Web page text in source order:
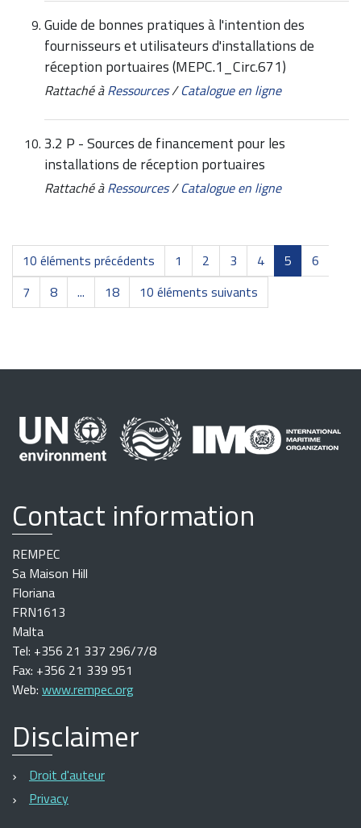
Guide de bonnes pratiques à l'intention des
fournisseurs et utilisateurs d'installations de
réception portuaires (MEPC.1_Circ.671)
Rattaché à Ressources/Catalogue en ligne
3.2 P - Sources de financement pour les
installations de réception portuaires
Rattaché à Ressources/Catalogue en ligne
10 éléments précédents 1 2 3 4 5
6
7
8 ... 18 10 éléments suivants
Contact information
REMPEC
Sa Maison Hill
Floriana
FRN1613
Malta
Tel: +356 21 337 296/7/8
Fax: +356 21 339 951
Web: www.rempec.org
Disclaimer
Droit d'auteur
Privacy